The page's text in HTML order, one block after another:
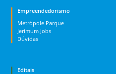
Empreendedorismo
Metrópole Parque
Jerimum Jobs
Dúvidas
Editais